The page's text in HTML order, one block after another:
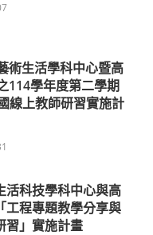
術生活學科中心暨高
114學年度第二學期
線上教師研習實施計
活科技學科中心與高
工程專題教學分享與
」實施計畫